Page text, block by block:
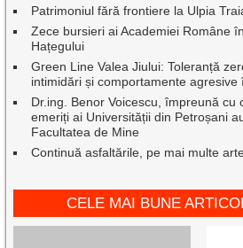
Patrimoniul fără frontiere la Ulpia
Zece bursieri ai Academiei Române
Hațegului
Green Line Valea Jiului: Toleranță
intimidări și comportamente
Dr.ing. Benor Voicescu, împreună cu
emeriți ai Universității din Petroșani
Facultatea de Mine
Continuă asfaltările, pe mai multe
CELE MAI BUNE